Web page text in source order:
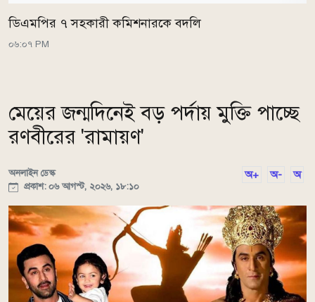
ডিএমপির ৭ সহকারী কমিশনারকে বদলি
০৬:০৭ PM
মেয়ের জন্মদিনেই বড় পর্দায় মুক্তি পাচ্ছে
রণবীরের 'রামায়ণ'
অনলাইন ডেস্ক
প্রকাশ: ০৬ আগস্ট, ২০২৬, ১৮:১০
অ+ অ- অ